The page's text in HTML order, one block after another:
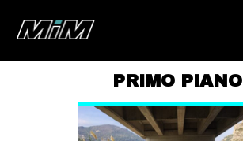
ABOUT
PRIMO PIANO